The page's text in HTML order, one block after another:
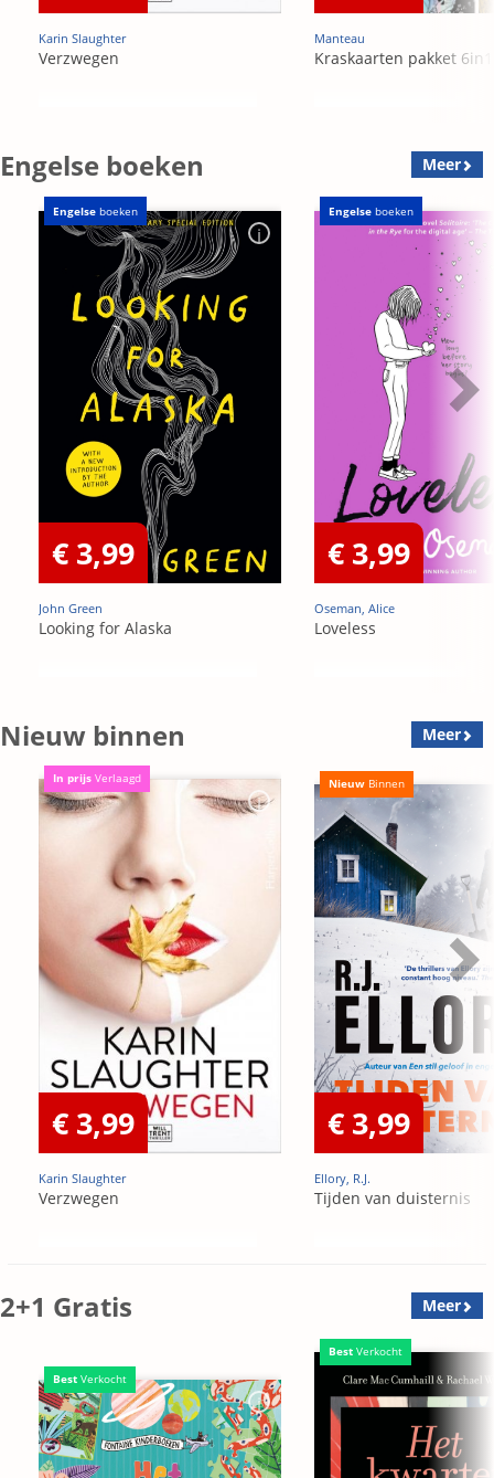
Karin Slaughter
Verzwegen
Manteau
Kraskaarten pakket 6in1
Engelse boeken Meer
Engelse boeken
€ 3,99
John Green
Looking for Alaska
Engelse boeken
€ 3,99
Oseman, Alice
Loveless
Nieuw binnen Meer
In prijs Verlaagd
€ 3,99
Karin Slaughter
Verzwegen
Nieuw Binnen
€ 3,99
Ellory, R.J.
Tijden van duisternis
2+1 Gratis Meer
Best Verkocht
Best Verkocht